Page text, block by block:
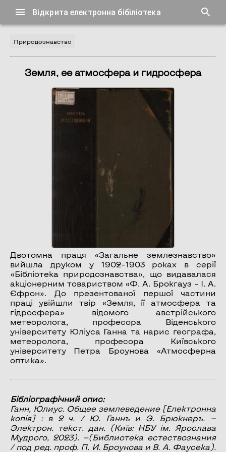
Відкрита електронна бібіліотека
Природознавство
Земля, ее атмосфера и гидросфера
Двотомна праця «Загальне землезнавство»
вийшла друком у 1902–1903 роках в серії
«Бібліотека природознавства», що видавалася
акціонерним товариством «Ф. А. Брокгауз – І. А.
Єфрон». До презентованої першої частини
праці увійшли твір «Земля, її атмосфера та
гідросфера» відомого австрійського
метеоролога, професора Віденського
університету Юліуса Ганна та нарис географа,
метеоролога, професора Київського
університету Петра Броунова «Атмосферна
оптика».
Бібліографічний опис:
Ганн, Юлиус. Общее землеведение[Електронна
копія] : в 2 ч. / Ю. Ганнъ и Э. Брюкнеръ. —
Электрон. текст. дан. (Київ: НБУ ім. Ярослава
Мудрого, 2023). —(Библиотека естествознания
/ под ред. проф. П. И. Броунова и В. А. Фаусека).